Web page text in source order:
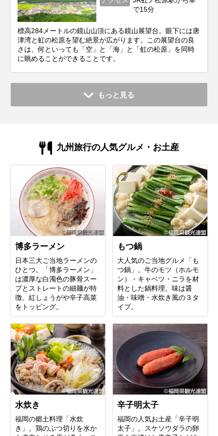
で15分
標高284メートルの鏡山山頂にある鏡山展望台。眼下には唐
津湾と虹の松原を望む絶景が広がります。この展望台の良
さは、何といっても「空」と「海」と「虹の松原」を同時
に眺めることができることです。
もっと見る
九州旅行の人気グルメ・お土産
博多ラーメン
日本三大ご当地ラーメンの
ひとつ。「博多ラーメン」
は濃厚な白濁色の豚骨スー
プとストレートの細麺が特
徴。紅しょうがや辛子高菜
をトッピング。
もつ鍋
大人気のご当地グルメ「も
つ鍋」。牛のモツ（ホルモ
ン）・キャベツ・ニラを材
料とした鍋料理。味は醤
油・味噌・水炊き風の３タ
イプ。
水炊き
福岡の郷土料理「水炊
き」。鶏のぶつ切りを水か
辛子明太子
福岡の人気お土産「辛子明
太子」。スケソウダラの卵